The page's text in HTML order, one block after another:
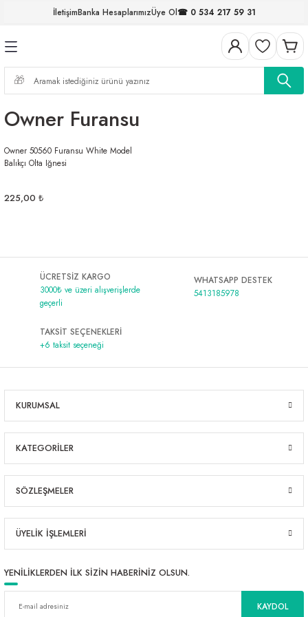
İletişimBanka HesaplarımızÜye Ol☎ 0 534 217 59 31
Geri Dön
Geri Dön
Geri Dön
Geri Dön
FIRDÖNDÜLER
Geri Dön
Geri Dön
Geri Dön
Geri Dön
Owner Furansu
Owner 50560 Furansu White Model
Balıkçı Olta Iğnesi
225,00 ₺
ÜCRETSİZ KARGO
3000₺ ve üzeri alışverişlerde
geçerli
WHATSAPP DESTEK
5413185978
TAKSİT SEÇENEKLERİ
+6 taksit seçeneği
KURUMSAL
KATEGORİLER
SÖZLEŞMELER
ÜYELİK İŞLEMLERİ
YENİLİKLERDEN İLK SİZİN HABERİNİZ OLSUN.
KAYDOL